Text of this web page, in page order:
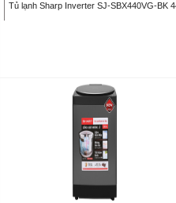
Tủ lạnh Sharp Inverter SJ-SBX440VG-BK